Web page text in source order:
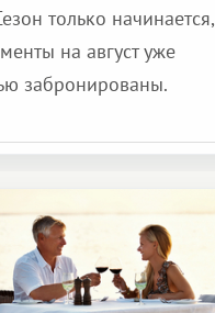
только начинается,
на август уже
забронированы.